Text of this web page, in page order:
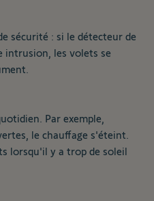
sécurité : si le détecteur de
intrusion, les volets se
Par exemple,
le chauffage s'éteint.
lorsqu'il y a trop de soleil